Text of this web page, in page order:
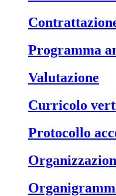
Programma
Valutazione
Curricolo
Protocollo